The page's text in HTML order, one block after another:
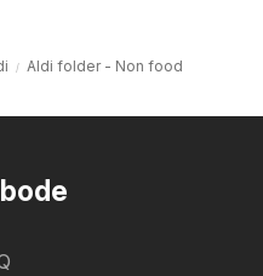
Aldi folder - Non food